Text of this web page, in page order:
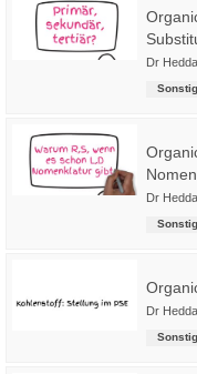
Dr
Dr
Dr